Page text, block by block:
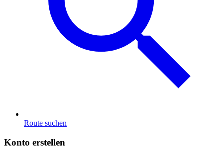
Route suchen
Konto erstellen